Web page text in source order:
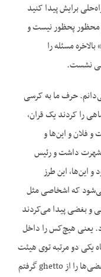
برایش پیدا کنید
پحظور نیست و
مسئله را
نشست.
حرف ما به کرسی
را کردند یک قران،
فلان و این‌ها و
داشت و رئیس
این‌ها، این طرز
که اشخاصی مثل
بغضی پیدا می‌کردند
یعنی هیچ‌کس را داخل
یکی دو مرتبه توی هیئت
دولت، توی شورای اقتصاد گفت که «بله، من بعضی‌ها را از ghetto گرفتم